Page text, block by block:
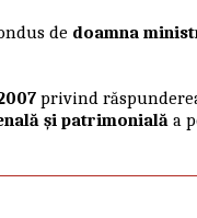
de doamna
privind
și patrimonială a